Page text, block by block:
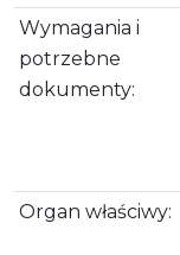
Wymagania i
potrzebne
dokumenty:
Organ właściwy: